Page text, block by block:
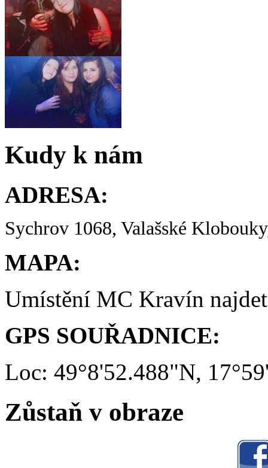
Kudy k nám
ADRESA:
Sychrov 1068, Valašské
MAPA:
Umístění MC Kravín
GPS SOUŘADNICE:
Loc: 49°8'52.488"N,
Zůstaň v obraze